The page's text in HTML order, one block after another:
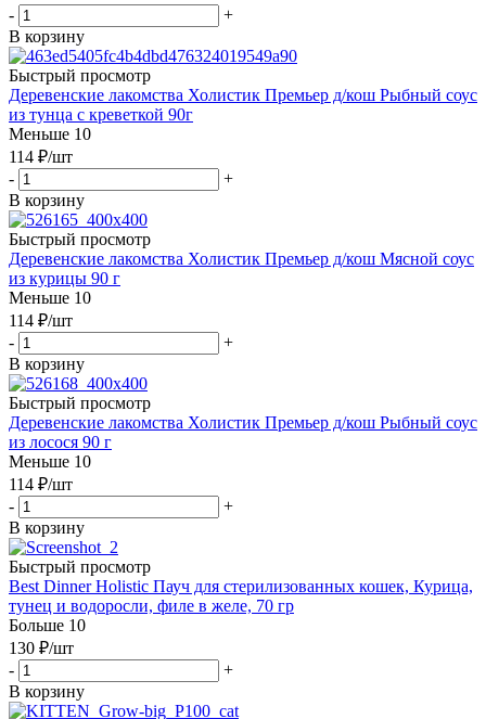
-
+
В корзину
Быстрый просмотр
Деревенские лакомства Холистик Премьер д/кош Рыбный соус
из тунца с креветкой 90г
Меньше 10
114 ₽/шт
-
+
В корзину
Быстрый просмотр
Деревенские лакомства Холистик Премьер д/кош Мясной соус
из курицы 90 г
Меньше 10
114 ₽/шт
-
+
В корзину
Быстрый просмотр
Деревенские лакомства Холистик Премьер д/кош Рыбный соус
из лосося 90 г
Меньше 10
114 ₽/шт
-
+
В корзину
Быстрый просмотр
Best Dinner Holistic Пауч для стерилизованных кошек, Курица,
тунец и водоросли, филе в желе, 70 гр
Больше 10
130 ₽/шт
-
+
В корзину